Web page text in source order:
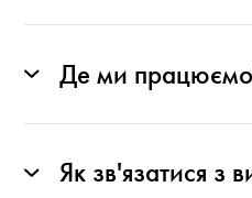
Де ми
Як зв'язатися з